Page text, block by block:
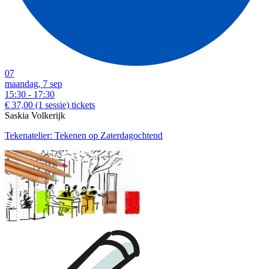
07
maandag, 7 sep
15:30 - 17:30
€ 37,00 (1 sessie) tickets
Saskia Volkerijk
Tekenatelier: Tekenen op Zaterdagochtend